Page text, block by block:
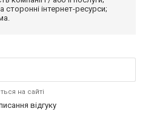
інтернет-ресурси;
на сайті
відгуку